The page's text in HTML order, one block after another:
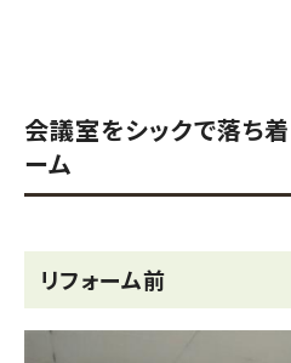
会議室をシックで落ち
ーム
リフォーム前